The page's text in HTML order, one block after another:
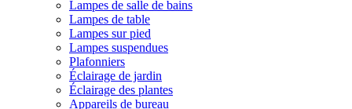
Lampes de salle de bains
Lampes de table
Lampes sur pied
Lampes suspendues
Plafonniers
Éclairage de jardin
Éclairage des plantes
Appareils de bureau